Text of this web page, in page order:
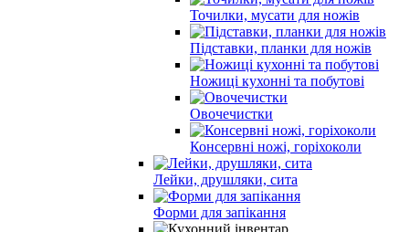
Точилки, мусати для ножів
Підставки, планки для ножів
Ножиці кухонні та побутові
Овочечистки
Консервні ножі, горіхоколи
Лейки, друшляки, сита
Форми для запікання